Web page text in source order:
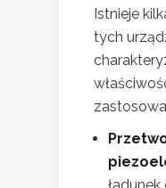
Istnieje
tych